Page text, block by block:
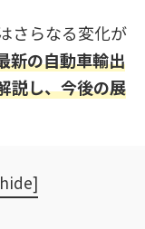
さらなる変化が
新の自動車輸出
説し、今後の展
hide]